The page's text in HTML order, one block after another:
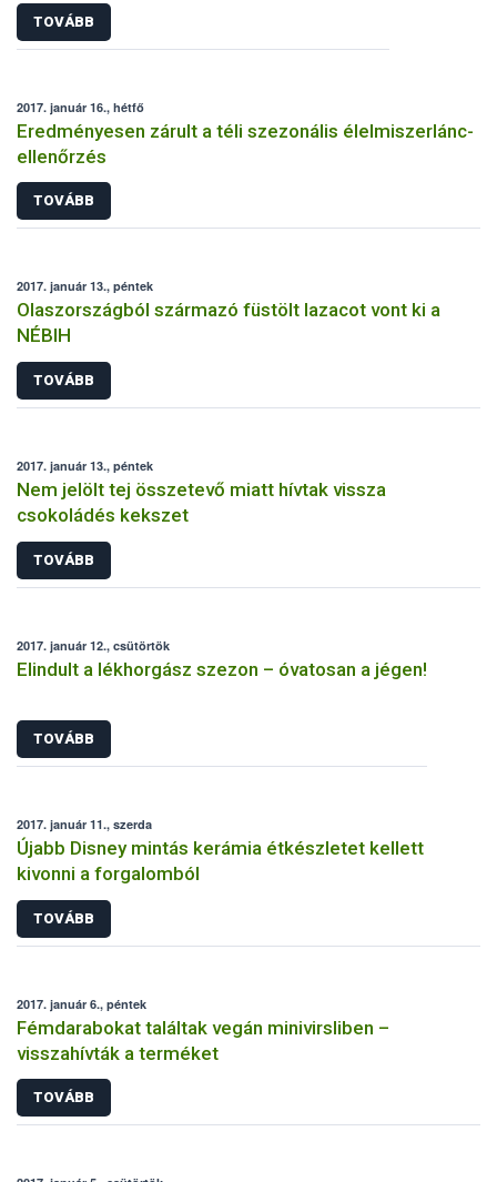
TOVÁBB
2017. január 16., hétfő
Eredményesen zárult a téli szezonális élelmiszerlánc-
ellenőrzés
TOVÁBB
2017. január 13., péntek
Olaszországból származó füstölt lazacot vont ki a
NÉBIH
TOVÁBB
2017. január 13., péntek
Nem jelölt tej összetevő miatt hívtak vissza
csokoládés kekszet
TOVÁBB
2017. január 12., csütörtök
Elindult a lékhorgász szezon – óvatosan a jégen!
TOVÁBB
2017. január 11., szerda
Újabb Disney mintás kerámia étkészletet kellett
kivonni a forgalomból
TOVÁBB
2017. január 6., péntek
Fémdarabokat találtak vegán minivirsliben –
visszahívták a terméket
TOVÁBB